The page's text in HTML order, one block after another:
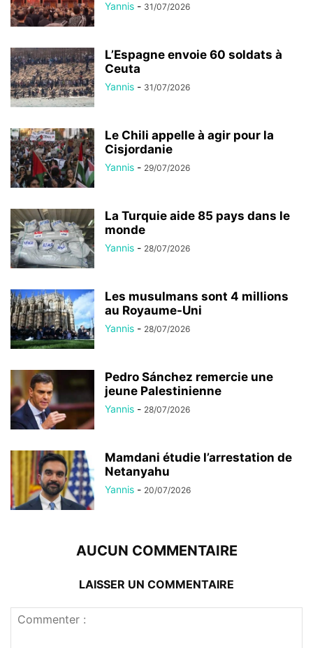
Yannis - 31/07/2026
L’Espagne envoie 60 soldats à
Ceuta
Yannis - 31/07/2026
Le Chili appelle à agir pour la
Cisjordanie
Yannis - 29/07/2026
La Turquie aide 85 pays dans le
monde
Yannis - 28/07/2026
Les musulmans sont 4 millions
au Royaume-Uni
Yannis - 28/07/2026
Pedro Sánchez remercie une
jeune Palestinienne
Yannis - 28/07/2026
Mamdani étudie l’arrestation de
Netanyahu
Yannis - 20/07/2026
AUCUN COMMENTAIRE
LAISSER UN COMMENTAIRE